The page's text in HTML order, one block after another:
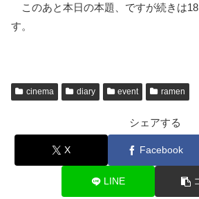
このあと本日の本題、ですが続きは
す。
cinema diary event ramen
シェアする
X Facebook
LINE